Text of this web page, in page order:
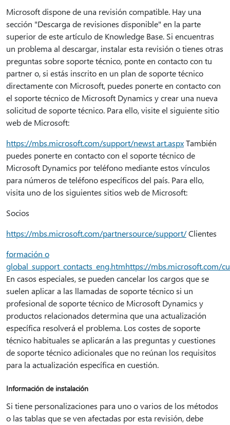
Microsoft dispone de una revisión compatible. Hay una
sección "Descarga de revisiones disponible" en la parte
superior de este artículo de Knowledge Base. Si encuentras
un problema al descargar, instalar esta revisión o tienes otras
preguntas sobre soporte técnico, ponte en contacto con tu
partner o, si estás inscrito en un plan de soporte técnico
directamente con Microsoft, puedes ponerte en contacto con
el soporte técnico de Microsoft Dynamics y crear una nueva
solicitud de soporte técnico. Para ello, visite el siguiente sitio
web de Microsoft:
https://mbs.microsoft.com/support/newst art.aspxTambién
puedes ponerte en contacto con el soporte técnico de
Microsoft Dynamics por teléfono mediante estos vínculos
para números de teléfono específicos del país. Para ello,
visita uno de los siguientes sitios web de Microsoft:
Socios
https://mbs.microsoft.com/partnersource/support/Clientes
formación o
global_support_contacts_eng.htmhttps://
En casos especiales, se pueden cancelar los cargos que se
suelen aplicar a las llamadas de soporte técnico si un
profesional de soporte técnico de Microsoft Dynamics y
productos relacionados determina que una actualización
específica resolverá el problema. Los costes de soporte
técnico habituales se aplicarán a las preguntas y cuestiones
de soporte técnico adicionales que no reúnan los requisitos
para la actualización específica en cuestión.
Información de instalación
Si tiene personalizaciones para uno o varios de los métodos
o las tablas que se ven afectadas por esta revisión, debe